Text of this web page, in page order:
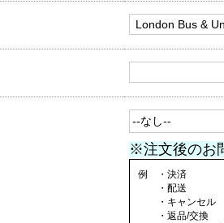
※注文後のお
例 ・決済
・配送
・キャンセル
・返品/交換